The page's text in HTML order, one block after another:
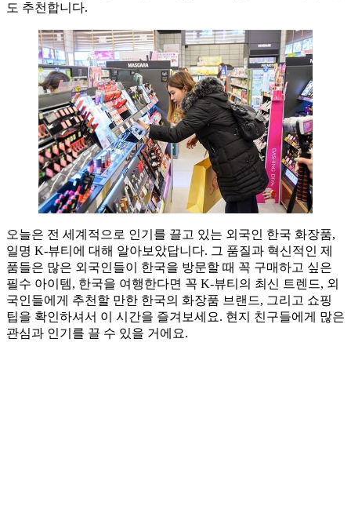
도 추천합니다.
오늘은 전 세계적으로 인기를 끌고 있는 외국인 한국 화장품,
일명 K-뷰티에 대해 알아보았답니다. 그 품질과 혁신적인 제
품들은 많은 외국인들이 한국을 방문할 때 꼭 구매하고 싶은
필수 아이템, 한국을 여행한다면 꼭 K-뷰티의 최신 트렌드, 외
국인들에게 추천할 만한 한국의 화장품 브랜드, 그리고 쇼핑
팁을 확인하셔서 이 시간을 즐겨보세요. 현지 친구들에게 많은
관심과 인기를 끌 수 있을 거에요.